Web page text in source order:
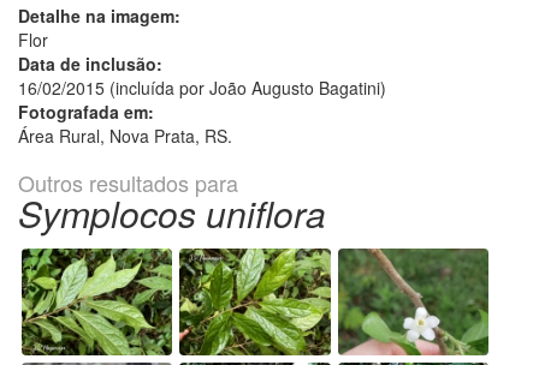
Detalhe na imagem:
Flor
Data de inclusão:
16/02/2015 (incluída por João Augusto Bagatini)
Fotografada em:
Área Rural, Nova Prata, RS.
Outros resultados para
Symplocos uniflora